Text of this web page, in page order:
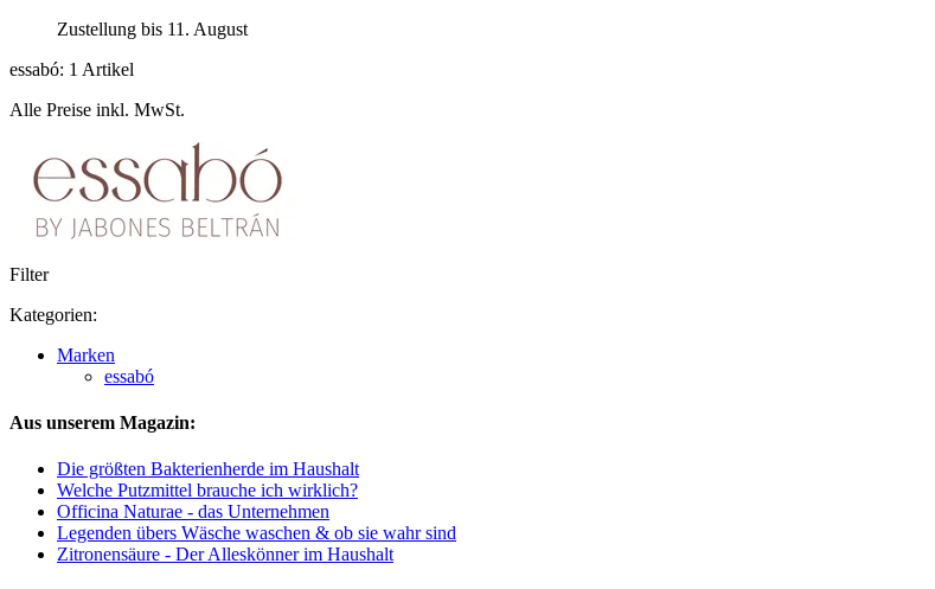
Zustellung bis 11. August
essabó: 1 Artikel
Alle Preise inkl. MwSt.
Filter
Kategorien:
Marken
essabó
Aus unserem Magazin:
Die größten Bakterienherde im Haushalt
Welche Putzmittel brauche ich wirklich?
Officina Naturae - das Unternehmen
Legenden übers Wäsche waschen & ob sie wahr sind
Zitronensäure - Der Alleskönner im Haushalt